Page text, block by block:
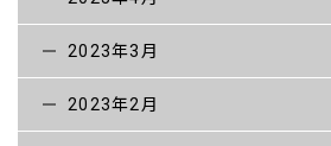
2023年3月
2023年2月